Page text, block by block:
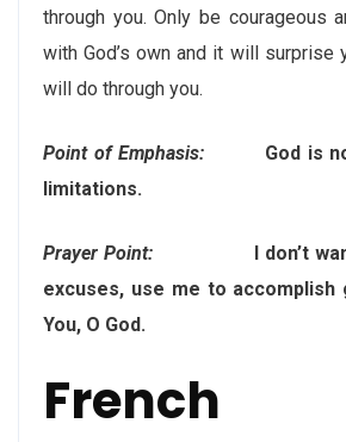
through you. Only be courageous
with God’s own and it will surprise
will do through you.
Point of Emphasis: God is not
limitations.
Prayer Point:I don’t want to
excuses, use me to
You, O God.
French